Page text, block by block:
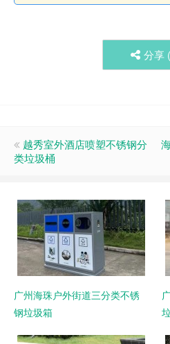
分享 (
越秀室外酒店喷塑不锈钢分
类垃圾桶
广州海珠户外街道三分类不锈
钢垃圾箱